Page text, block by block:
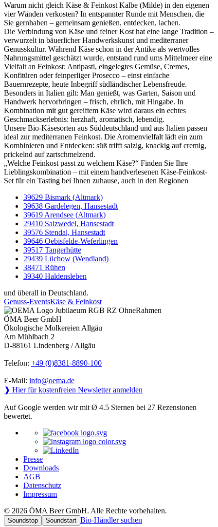
Warum nicht gleich Käse & Feinkost Kalbe (Milde) in den eigenen
vier Wänden verkosten? In entspannter Runde mit Menschen, die
Sie gernhaben – gemeinsam genießen, entdecken, lachen.
Die Verbindung von Käse und feiner Kost hat eine lange Tradition –
verwurzelt in bäuerlicher Handwerkskunst und mediterraner
Genusskultur. Während Käse schon in der Antike als wertvolles
Nahrungsmittel geschätzt wurde, entstand rund ums Mittelmeer eine
Vielfalt an Feinkost: Antipasti, eingelegtes Gemüse, Cremes,
Konfitüren oder feinperliger Prosecco – einst einfache
Bauernrezepte, heute Inbegriff südländischer Lebensfreude.
Besonders in Italien gilt: Man genießt, was Garten, Saison und
Handwerk hervorbringen – frisch, ehrlich, mit Hingabe. In
Kombination mit gut gereiftem Käse wird daraus ein echtes
Geschmackserlebnis: herzhaft, aromatisch, lebendig.
Unsere Bio-Käsesorten aus Süddeutschland und aus Italien passen
ideal zur mediterranen Feinkost. Die Aromenvielfalt lädt ein zum
Kombinieren und Entdecken: süß trifft salzig, knackig auf cremig,
prickelnd auf zartschmelzend.
„Welche Feinkost passt zu welchem Käse?“ Finden Sie Ihre
Lieblingskombination – mit einem handverlesenen Käse-Feinkost-
Set für ein Tasting bei Ihnen zuhause, auch in den Regionen
39629 Bismark (Altmark)
39638 Gardelegen, Hansestadt
39619 Arendsee (Altmark)
29410 Salzwedel, Hansestadt
39576 Stendal, Hansestadt
39646 Oebisfelde-Weferlingen
39517 Tangerhütte
29439 Lüchow (Wendland)
38471 Rühen
39340 Haldensleben
und überall in Deutschland.
Genuss-EventsKäse & Feinkost
ÖMA Beer GmbH
Ökologische Molkereien Allgäu
Am Mühlbach 2
D-88161 Lindenberg / Allgäu
Telefon: +49 (0)8381-8890-100
E-Mail: info@oema.de
❱ Hier für kostenfreien Newsletter anmelden
Auf Google werden wir mit Ø 4.5 Sternen bei 27 Rezensionen
bewertet.
Presse
Downloads
AGB
Datenschutz
Impressum
© 2026 ÖMA Beer GmbH. Alle Rechte vorbehalten.
Soundstop Soundstart Bio-Händler suchen